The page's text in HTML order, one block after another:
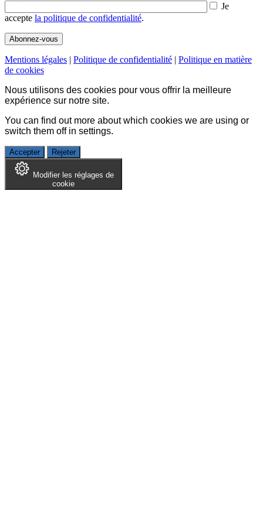
Je
accepte la politique de confidentialité.
Mentions légales | Politique de confidentialité | Politique en matière
de cookies
Nous utilisons des cookies pour vous offrir la meilleure
expérience sur notre site.
You can find out more about which cookies we are using or
switch them off in settings.
Accepter Rejeter
Modifier les réglages de
cookie